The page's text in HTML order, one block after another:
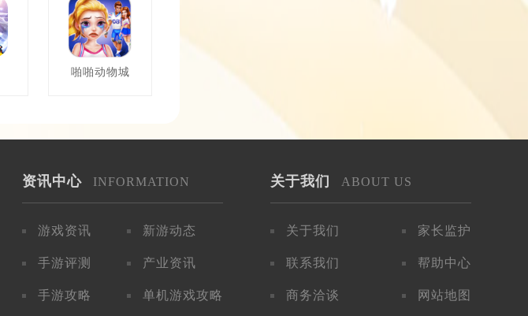
啪啪动物城
资讯中心 INFORMATION
游戏资讯
手游评测
手游攻略
新游动态
产业资讯
单机游戏攻略
关于我们 ABOUT US
关于我们
联系我们
商务洽谈
家长监护
帮助中心
网站地图